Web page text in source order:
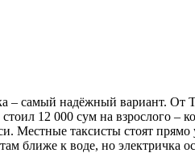
– самый надёжный вариант.
12 000 сум на взрослого
таксисты стоят
ближе к воде, но электричка